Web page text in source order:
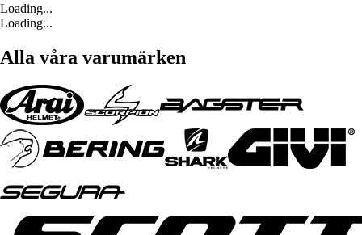
Loading...
Loading...
Alla våra varumärken